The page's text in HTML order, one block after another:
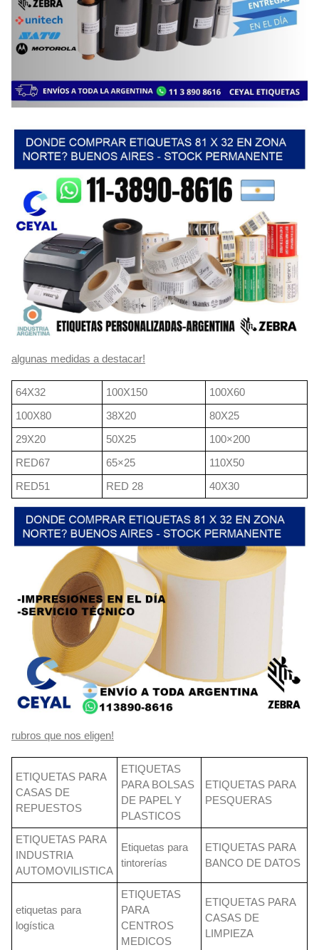
algunas medidas a destacar!
64X32 100X150
100X60
100X80
38X20
80X25
29X20
50X25
100×200
RED67
65×25
110X50
RED51
RED 28 40X30
rubros que nos eligen!
ETIQUETAS PARA
CASAS DE
REPUESTOS
ETIQUETAS
PARA BOLSAS
DE PAPEL Y
PLASTICOS
ETIQUETAS PARA
PESQUERAS
ETIQUETAS PARA
INDUSTRIA
AUTOMOVILISTICA
Etiquetas para
tintorerías
ETIQUETAS PARA
BANCO DE DATOS
etiquetas para
logística
ETIQUETAS
PARA
CENTROS
MEDICOS
ETIQUETAS PARA
CASAS DE
LIMPIEZA